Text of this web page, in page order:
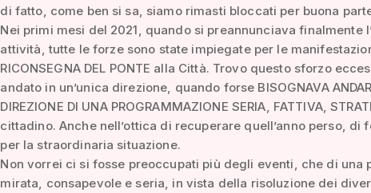
di fatto, come ben si sa, siamo rimasti bloccati per buona
Nei primi mesi del 2021, quando si preannunciava finalmente
attività, tutte le forze sono state impiegate per le
RICONSEGNA DEL PONTE alla Città. Trovo questo sforzo
andato in un’unica direzione, quando forse BISOGNAVA
DIREZIONE DI UNA PROGRAMMAZIONE SERIA, FATTIVA,
cittadino. Anche nell’ottica di recuperare quell’anno perso, di
per la straordinaria situazione.
Non vorrei ci si fosse preoccupati più degli eventi, che di una
mirata, consapevole e seria, in vista della risoluzione dei